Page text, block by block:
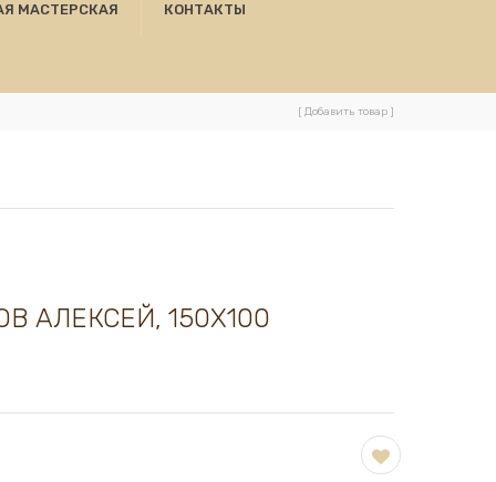
МАСТЕРСКАЯ КОНТАКТЫ
[ Добавить товар ]
АЛЕКСЕЙ, 150Х100